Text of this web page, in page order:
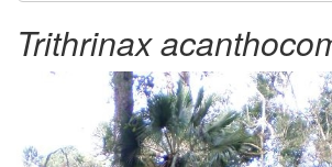
Trithrinax